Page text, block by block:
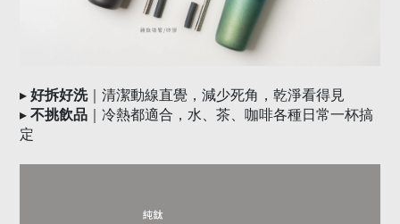
▸好拆好洗｜清潔動線直覺，減少死角，乾淨看得見
▸不挑飲品 ｜冷熱都適合，水、茶、咖啡各種日常一杯搞
定